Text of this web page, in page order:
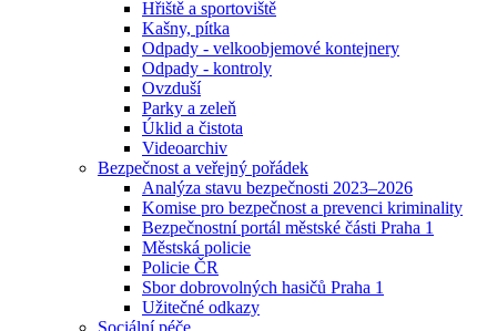
Hřiště a sportoviště
Kašny, pítka
Odpady - velkoobjemové kontejnery
Odpady - kontroly
Ovzduší
Parky a zeleň
Úklid a čistota
Videoarchiv
Bezpečnost a veřejný pořádek
Analýza stavu bezpečnosti 2023–2026
Komise pro bezpečnost a prevenci kriminality
Bezpečnostní portál městské části Praha 1
Městská policie
Policie ČR
Sbor dobrovolných hasičů Praha 1
Užitečné odkazy
Sociální péče